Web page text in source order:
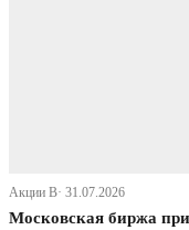
Акции В· 31.07.2026
Московская биржа